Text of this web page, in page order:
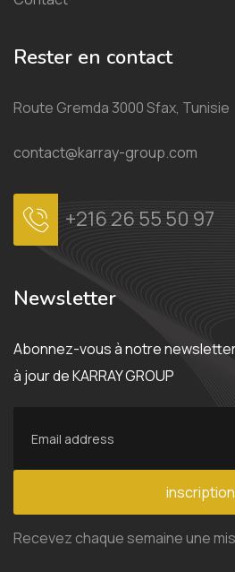
Rester en contact
Route Gremda 3000 Sfax, Tunisie
contact@karray-group.com
+216 26 55 50 97
Newsletter
Abonnez-vous à notre
à jour de KARRAY GROUP
inscription
Recevez chaque semaine une